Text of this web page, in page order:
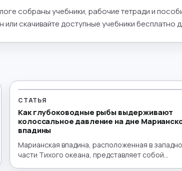
собраны учебники, рабочие тетради и
или скачивайте доступные учебники бесплатно
СТАТЬЯ
Как глубоководные рыбы выдерживают
колоссальное давление на дне
впадины
Марианская впадина, расположенная в
части Тихого океана, представляет собой